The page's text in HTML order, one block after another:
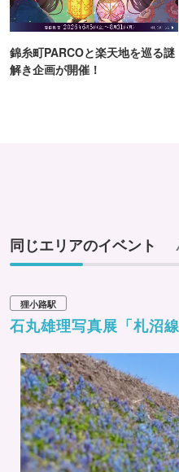
錦糸町PARCOと楽天地を巡る謎
解き企画が開催！
同じエリアのイベント
狸小路駅
石丸雄理写真展「札沼